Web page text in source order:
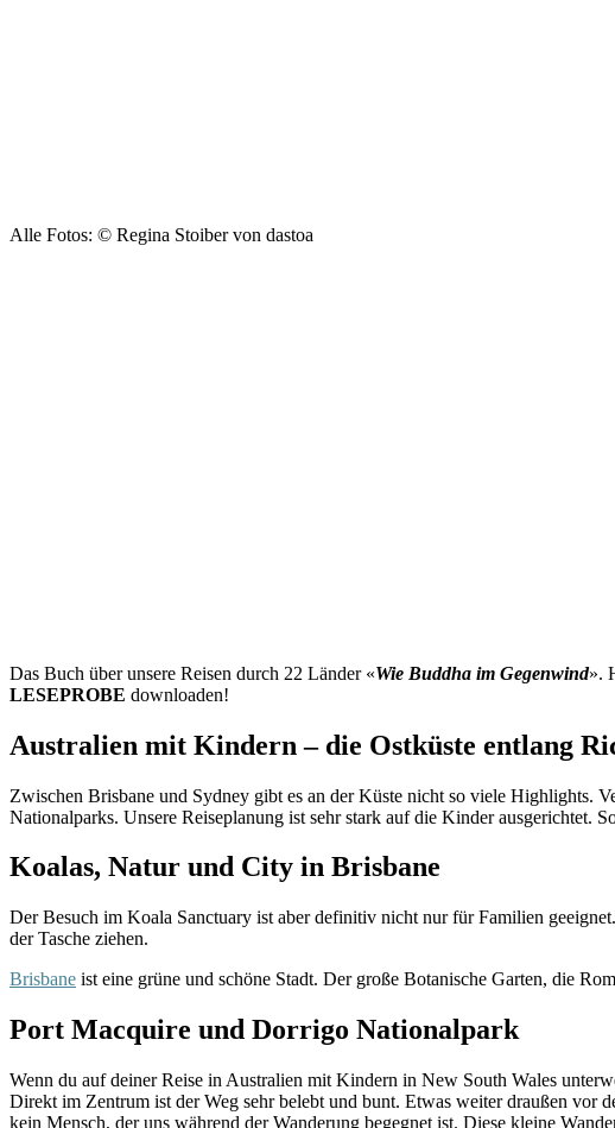
Alle Fotos: © Regina Stoiber von dastoa
Das Buch über unsere Reisen durch 22 Länder «Wie Buddha im Gegenwind».
LESEPROBE downloaden!
Australien mit Kindern – die Ostküste entlang
Zwischen Brisbane und Sydney gibt es an der Küste nicht so viele Highlights.
Nationalparks. Unsere Reiseplanung ist sehr stark auf die Kinder ausgerichtet.
Koalas, Natur und City in Brisbane
Der Besuch im Koala Sanctuary ist aber definitiv nicht nur für Familien
der Tasche ziehen.
Brisbane ist eine grüne und schöne Stadt. Der große Botanische Garten, die
Port Macquire und Dorrigo Nationalpark
Wenn du auf deiner Reise in Australien mit Kindern in New South Wales
Direkt im Zentrum ist der Weg sehr belebt und bunt. Etwas weiter draußen vor
kein Mensch, der uns während der Wanderung begegnet ist. Diese kleine